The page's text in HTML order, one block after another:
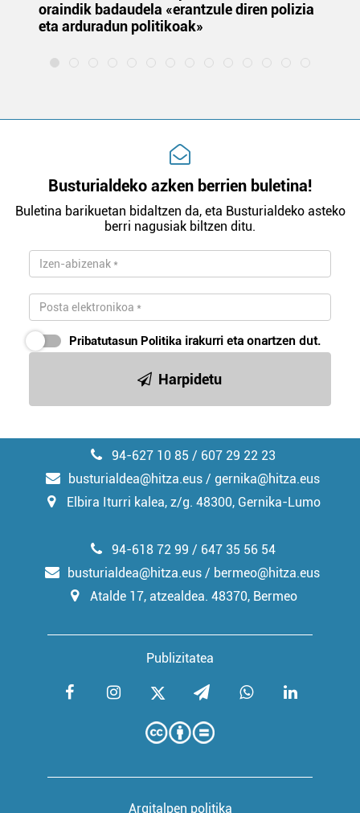
oraindik badaudela «erantzule diren polizia
eta arduradun politikoak»
Busturialdeko azken berrien buletina!
Buletina barikuetan bidaltzen da, eta Busturialdeko asteko
berri nagusiak biltzen ditu.
Pribatutasun Politika irakurri eta onartzen dut.
Harpidetu
94-627 10 85 / 607 29 22 23
busturialdea@hitza.eus / gernika@hitza.eus
Elbira Iturri kalea, z/g. 48300, Gernika-Lumo
Publizitatea
94-618 72 99 / 647 35 56 54
busturialdea@hitza.eus / bermeo@hitza.eus
Atalde 17, atzealdea. 48370, Bermeo
Argitalpen politika